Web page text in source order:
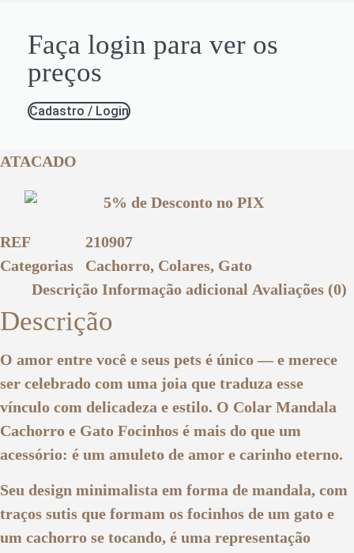
Faça login para ver os
preços
Cadastro / Login
ATACADO
REF
210907
Categorias
Cachorro, Colares, Gato
Descrição Informação adicional Avaliações (0)
Descrição
O amor entre você e seus pets é único — e merece
ser celebrado com uma joia que traduza esse
vínculo com delicadeza e estilo. O Colar Mandala
Cachorro e Gato Focinhos é mais do que um
acessório: é um amuleto de amor e carinho eterno.
Seu design minimalista em forma de mandala, com
traços sutis que formam os focinhos de um gato e
um cachorro se tocando, é uma representação